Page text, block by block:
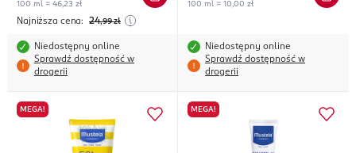
100 ml = 46,23 zł
Najniższa cena: 24,99 zł
Niedostępny online
Sprawdź dostępność w
drogerii
100 ml = 10,00 zł
Niedostępny online
Sprawdź dostępność w
drogerii
MEGA! MEGA!